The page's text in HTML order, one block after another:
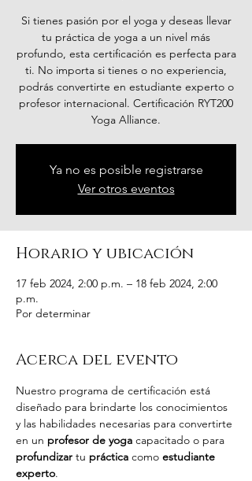
Si tienes pasión por el yoga y deseas llevar
tu práctica de yoga a un nivel más
profundo, esta certificación es perfecta para
ti. No importa si tienes o no experiencia,
podrás convertirte en estudiante experto o
profesor internacional. Certificación RYT200
Yoga Alliance.
Ya no es posible registrarse
Ver otros eventos
Horario y ubicación
17 feb 2024, 2:00 p.m. – 18 feb 2024, 2:00
p.m.
Por determinar
Acerca del evento
Nuestro programa de certificación está
diseñado para brindarte los conocimientos
y las habilidades necesarias para convertirte
en un profesor de yoga capacitado o para
profundizar tu práctica como estudiante
experto.